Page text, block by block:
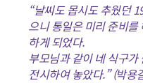
“날씨도 몹시도 추웠던
으니 통일은 미리 준비를
하게 되었다.
부모님과 같이 네 식구가
전시하여 놓았다.” (박